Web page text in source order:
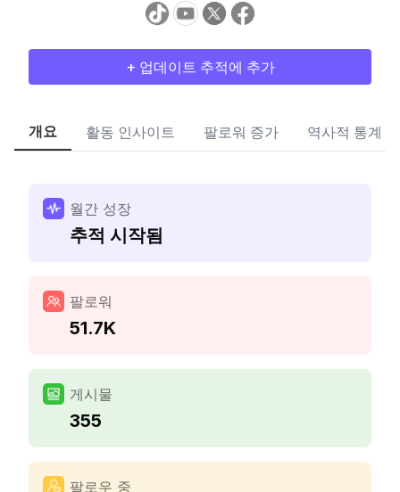
+ 업데이트 추적에 추가
개요 활동 인사이트 팔로워 증가 역사적 통계
월간 성장
추적 시작됨
팔로워
51.7K
게시물
355
팔로우 중